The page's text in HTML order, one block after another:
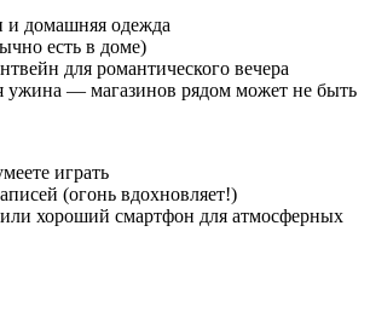
и домашняя одежда
есть в доме)
для романтического вечера
ужина — магазинов рядом может не быть
играть
(огонь вдохновляет!)
хороший смартфон для атмосферных